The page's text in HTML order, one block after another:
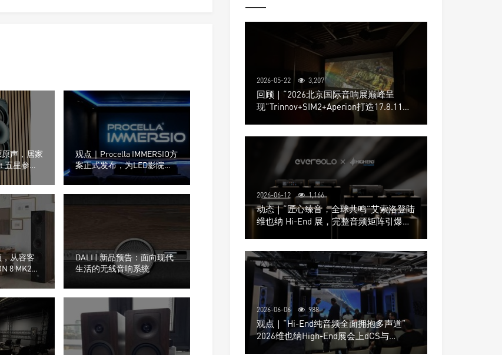
声，居家
五星参考
A3m
观点｜Procella IMMERSIO方
案正式发布，为LED影院重
新设计声音系统
从容客
8 MK2，
控难题
DALI | 新品预告：面向现代
生活的无线音响系统
2026-05-22 3,207
回顾｜“2026北京国际音响展巅峰呈
现”Trinnov+SIM2+Aperion打造17.8.11声
2026-06-12 1,166
动态｜“匠心臻音，全球共鸣”艾索洛登陆
维也纳 Hi-End 展，完整音频矩阵引爆关
2026-06-06 988
观点｜“Hi-End纯音频全面拥抱多声道”
2026维也纳High-End展会上dCS与
Trinnov Audio搭建多声道演示系统